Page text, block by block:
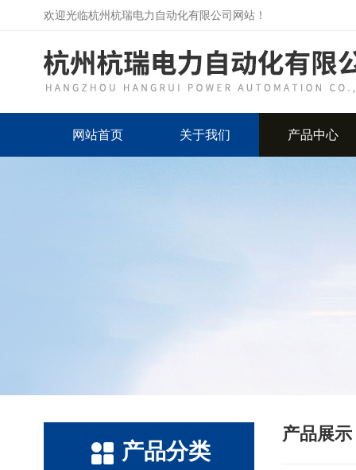
欢迎光临杭州杭瑞电力自动化有限公司网站！
网站首页 关于我们 产品中心
产品分类
产品展示